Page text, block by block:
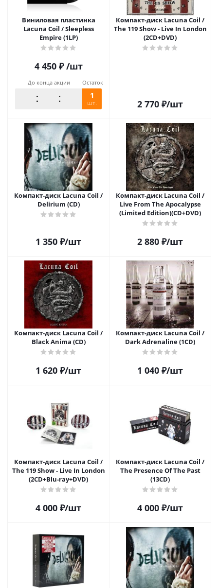
Виниловая пластинка
Lacuna Coil / Sleepless
Empire (1LP)
4 450₽ /шт
До конца акции Остаток
1
шт.
Компакт-диск Lacuna Coil /
The 119 Show - Live In London
(2CD+DVD)
2 770 ₽/шт
Компакт-диск Lacuna Coil /
Delirium (CD)
1 350 ₽/шт
Компакт-диск Lacuna Coil /
Live From The Apocalypse
(Limited Edition)(CD+DVD)
2 880 ₽/шт
Компакт-диск Lacuna Coil /
Black Anima (CD)
1 620 ₽/шт
Компакт-диск Lacuna Coil /
Dark Adrenaline (1CD)
1 040 ₽/шт
Компакт-диск Lacuna Coil /
The 119 Show - Live In London
(2CD+Blu-ray+DVD)
4 000 ₽/шт
Компакт-диск Lacuna Coil /
The Presence Of The Past
(13CD)
4 000 ₽/шт